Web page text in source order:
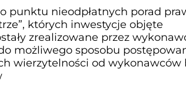
punktu nieodpłatnych porad
których inwestycje objęte
zrealizowane przez
możliwego sposobu
wierzytelności od wykonawców